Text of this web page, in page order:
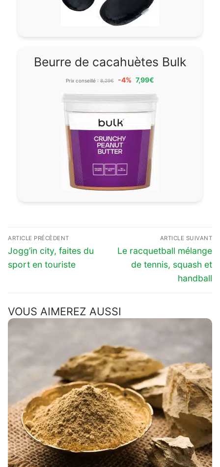
Beurre de cacahuètes Bulk
Prix conseillé : 8,29€ -4% 7,99€
Navigation
de
l’article
ARTICLE PRÉCÈDENT
Previous
post:
Jogg’in city, faites du
sport en touriste
ARTICLE SUIVANT
Next
post:
Le racquetball mélange
de tennis, squash et
handball
VOUS AIMEREZ AUSSI